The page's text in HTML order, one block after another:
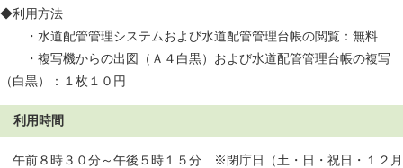
◆利用方法
・水道配管管理システムおよび水道配管管理台帳の閲覧：無料
・複写機からの出図（Ａ４白黒）および水道配管管理台帳の複写
（白黒）：１枚１０円
利用時間
午前８時３０分～午後５時１５分 ※閉庁日（土・日・祝日・１２月